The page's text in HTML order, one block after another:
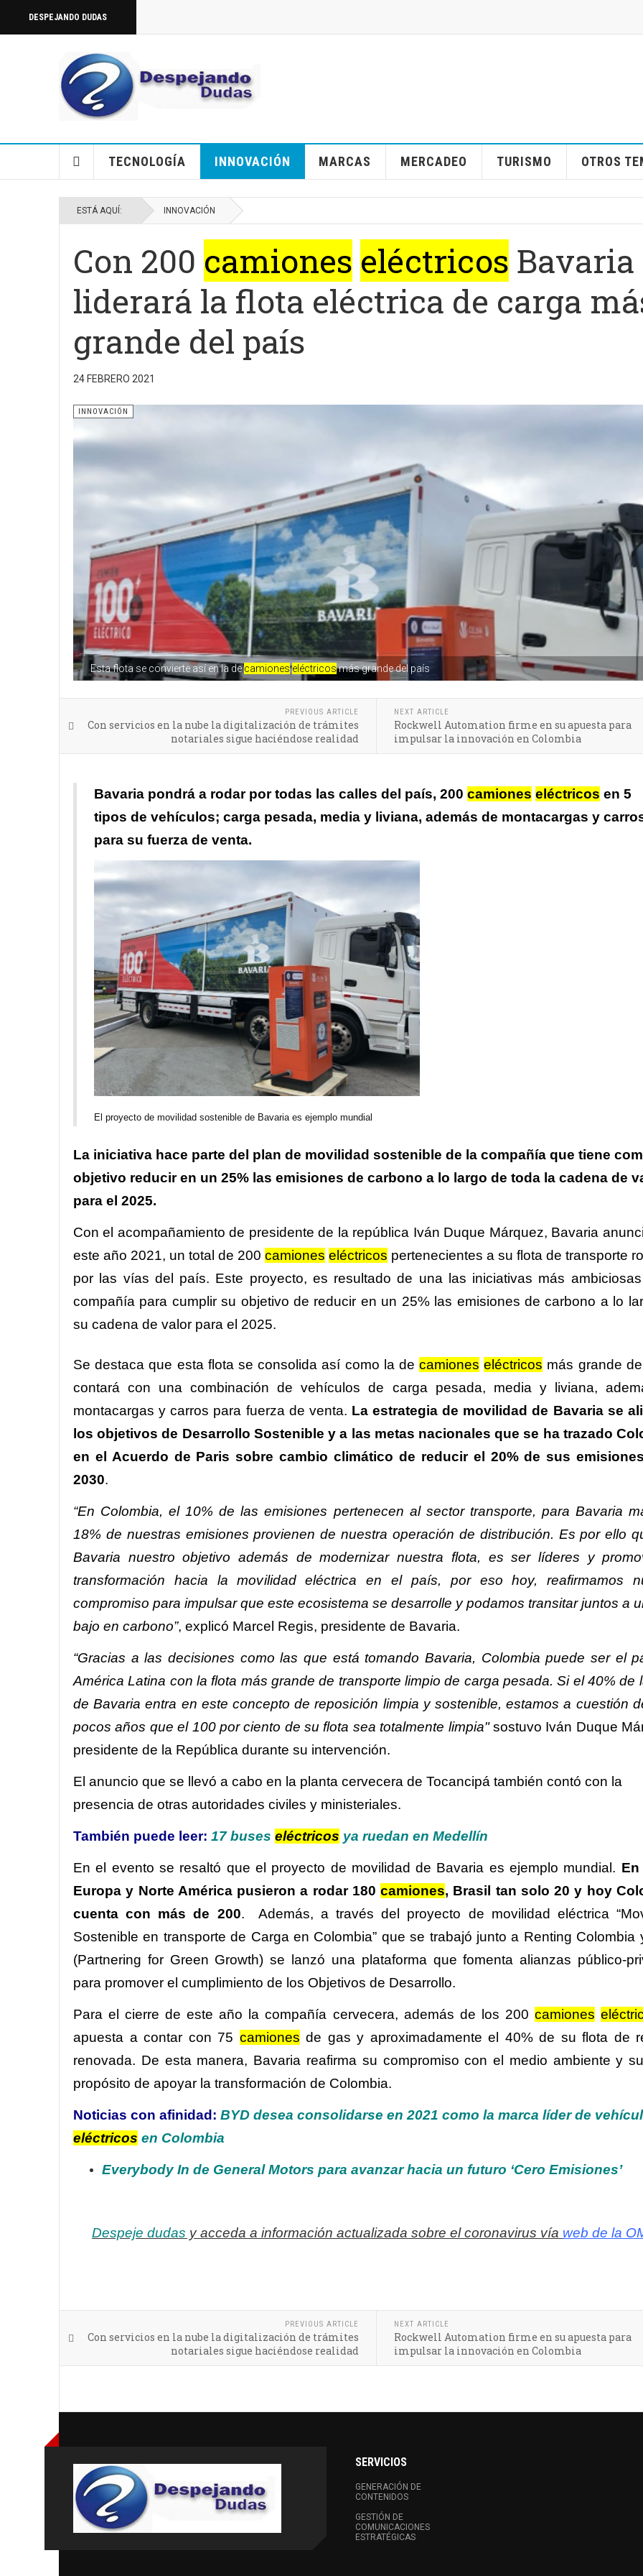
DESPEJANDO DUDAS
TECNOLOGÍA INNOVACIÓN MARCAS MERCADEO TURISMO OTROS
ESTÁ AQUÍ: INNOVACIÓN
Con 200 camiones eléctricos Bavaria
liderará la flota eléctrica de carga
grande del país
24 FEBRERO 2021
Esta flota se convierte así en la decamiones eléctricosmás grande del país
INNOVACIÓN
PREVIOUS ARTICLE
Con servicios en la nube la digitalización de trámites
notariales sigue haciéndose realidad
NEXT ARTICLE
Rockwell Automation firme en su apuesta para
impulsar la innovación en Colombia
Bavaria pondrá a rodar por todas las calles del país, 200 camiones eléctricos en 5
tipos de vehículos; carga pesada, media y liviana, además de montacargas y
para su fuerza de venta.
El proyecto de movilidad sostenible de Bavaria es ejemplo mundial
La iniciativa hace parte del plan de movilidad sostenible de la compañía que tiene
objetivo reducir en un 25% las emisiones de carbono a lo largo de toda la cadena de
para el 2025.
Con el acompañamiento de presidente de la república Iván Duque Márquez, Bavaria
este año 2021, un total de 200 camiones eléctricos pertenecientes a su flota de transporte
por las vías del país. Este proyecto, es resultado de una las iniciativas más
compañía para cumplir su objetivo de reducir en un 25% las emisiones de carbono a lo
su cadena de valor para el 2025.
Se destaca que esta flota se consolida así como la decamiones eléctricos más grande
contará con una combinación de vehículos de carga pesada, media y liviana,
montacargas y carros para fuerza de venta. La estrategia de movilidad de Bavaria se
los objetivos de Desarrollo Sostenible y a las metas nacionales que se ha trazado
en el Acuerdo de Paris sobre cambio climático de reducir el 20% de sus
2030.
“En Colombia, el 10% de las emisiones pertenecen al sector transporte, para Bavaria
18% de nuestras emisiones provienen de nuestra operación de distribución. Es por ello
Bavaria nuestro objetivo además de modernizar nuestra flota, es ser líderes y
transformación hacia la movilidad eléctrica en el país, por eso hoy, reafirmamos
compromiso para impulsar que este ecosistema se desarrolle y podamos transitar juntos a
bajo en carbono”, explicó Marcel Regis, presidente de Bavaria.
“Gracias a las decisiones como las que está tomando Bavaria, Colombia puede ser el
América Latina con la flota más grande de transporte limpio de carga pesada. Si el 40% de
de Bavaria entra en este concepto de reposición limpia y sostenible, estamos a cuestión
pocos años que el 100 por ciento de su flota sea totalmente limpia"sostuvo Iván Duque
presidente de la República durante su intervención.
El anuncio que se llevó a cabo en la planta cervecera de Tocancipá también contó con la
presencia de otras autoridades civiles y ministeriales.
También puede leer: 17 buses eléctricos ya ruedan en Medellín
En el evento se resaltó que el proyecto de movilidad de Bavaria es ejemplo mundial. En
Europa y Norte América pusieron a rodar 180camiones, Brasil tan solo 20 y hoy
cuenta con más de 200. Además, a través del proyecto de movilidad eléctrica
Sostenible en transporte de Carga en Colombia” que se trabajó junto a Renting Colombia
(Partnering for Green Growth) se lanzó una plataforma que fomenta alianzas público-
para promover el cumplimiento de los Objetivos de Desarrollo.
Para el cierre de este año la compañía cervecera, además de los 200 camiones
apuesta a contar con 75 camiones de gas y aproximadamente el 40% de su flota de
renovada. De esta manera, Bavaria reafirma su compromiso con el medio ambiente y
propósito de apoyar la transformación de Colombia.
Noticias con afinidad: BYD desea consolidarse en 2021 como la marca líder de
eléctricos en Colombia
Everybody In de General Motors para avanzar hacia un futuro ‘Cero Emisiones’
Despeje dudas y acceda a información actualizada sobre el coronavirus vía web de la
PREVIOUS ARTICLE
Con servicios en la nube la digitalización de trámites
notariales sigue haciéndose realidad
NEXT ARTICLE
Rockwell Automation firme en su apuesta para
impulsar la innovación en Colombia
SERVICIOS
GENERACIÓN DE
CONTENIDOS
GESTIÓN DE
COMUNICACIONES
ESTRATÉGICAS